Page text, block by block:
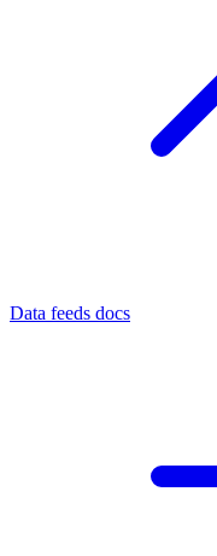
Data feeds docs